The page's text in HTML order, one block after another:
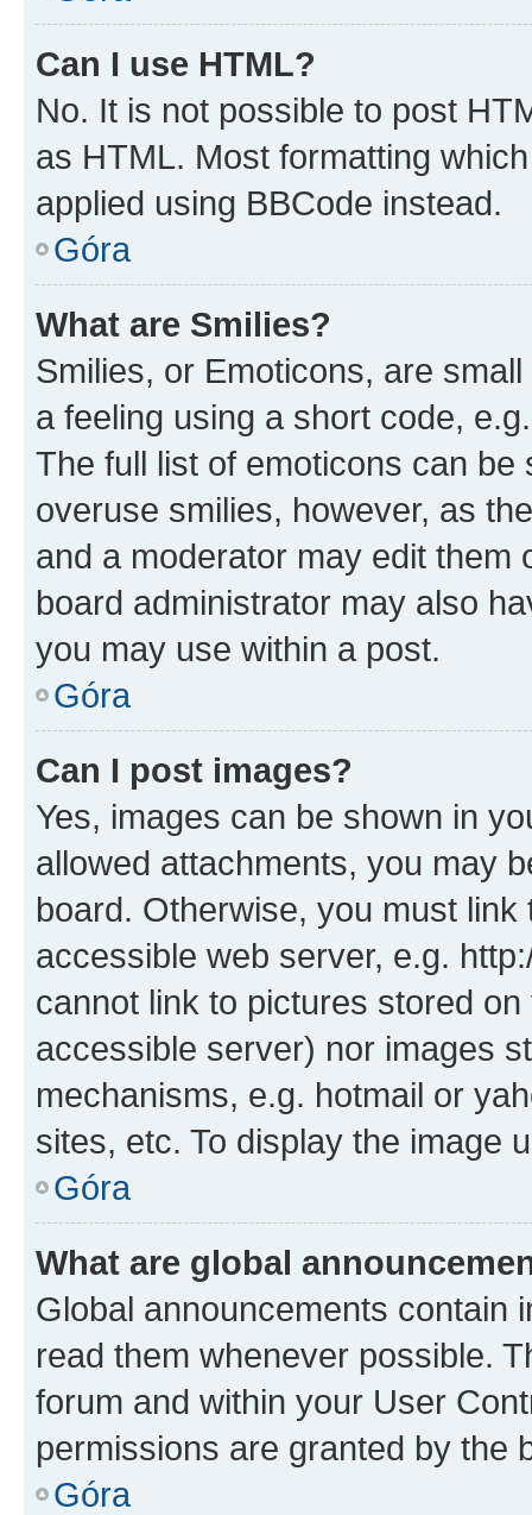
Can I use HTML?
No. It is not possible to post
as HTML. Most formatting
applied using BBCode instead.
Góra
What are Smilies?
Smilies, or Emoticons, are
a feeling using a short code,
The full list of emoticons can
overuse smilies, however, as
and a moderator may edit them
board administrator may also
you may use within a post.
Góra
Can I post images?
Yes, images can be shown in
allowed attachments, you may
board. Otherwise, you must
accessible web server, e.g.
cannot link to pictures stored
accessible server) nor images
mechanisms, e.g. hotmail or
sites, etc. To display the image
Góra
What are global
Global announcements contain
read them whenever possible.
forum and within your User
permissions are granted by the
Góra